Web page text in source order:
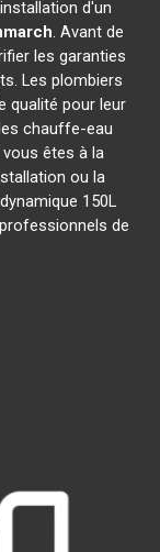
d'un
. Avant de
les garanties
Les plombiers
qualité pour leur
chauffe-eau
vous êtes à la
ou la
150L
de